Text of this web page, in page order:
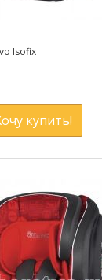
Isofix
купить!